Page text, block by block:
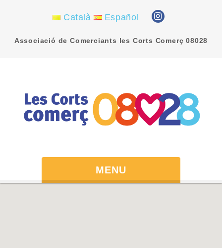
Català Español
Associació de Comerciants les Corts Comerç 08028
MENU